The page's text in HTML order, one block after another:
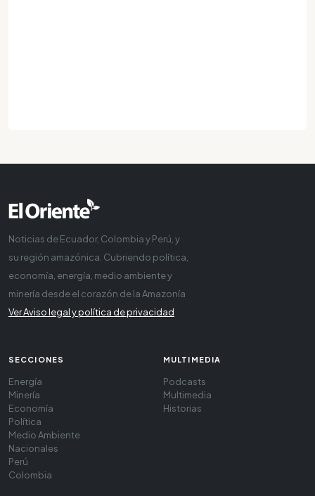
Noticias de Ecuador, Colombia y Perú, y
su región amazónica. Cubriendo política,
economía, energía, medio ambiente y
minería desde el corazón de la Amazonía
Ver Aviso legal y política de privacidad
SECCIONES
Energía
Minería
Economía
Política
Medio Ambiente
Nacionales
Perú
Colombia
MULTIMEDIA
Podcasts
Multimedia
Historias